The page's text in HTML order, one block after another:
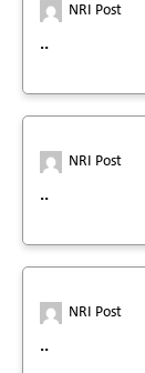
NRI Post
..
NRI Post
..
NRI Post
..